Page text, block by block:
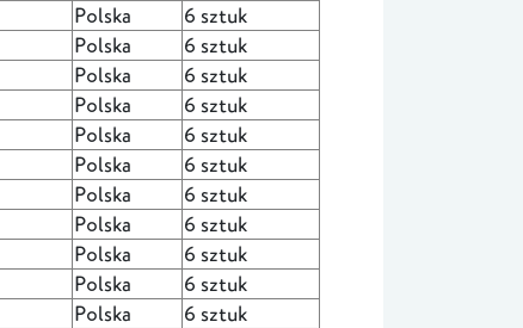
Polska
6 sztuk
Polska
6 sztuk
Polska
6 sztuk
Polska
6 sztuk
Polska
6 sztuk
Polska
6 sztuk
Polska
6 sztuk
Polska
6 sztuk
Polska
6 sztuk
Polska
6 sztuk
Polska
6 sztuk